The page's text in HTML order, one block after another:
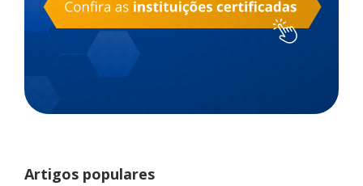
Artigos populares